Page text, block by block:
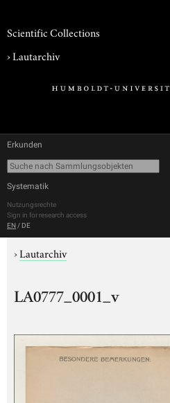
Scientific Collections
›Lautarchiv
Erkunden
Systematik
Nutzungsrechte
Sign in for research access
EN / DE
›Lautarchiv
LA0777_0001_v